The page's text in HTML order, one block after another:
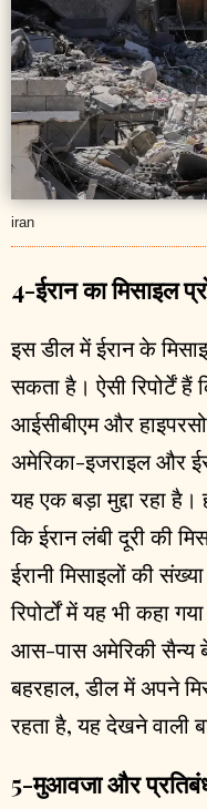
iran
4-ईरान का मिसाइल
इस डील में ईरान के
सकता है। ऐसी रिपोर्टें हैं
आईसीबीएम और
अमेरिका-इजराइल और
यह एक बड़ा मुद्दा रहा
कि ईरान लंबी दूरी की
ईरानी मिसाइलों की
रिपोर्टों में यह भी कहा
आस-पास अमेरिकी सैन्य
बहरहाल, डील में अपने
रहता है, यह देखने वाली
5-मुआवजा और